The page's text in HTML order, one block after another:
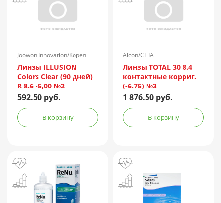
Joowon Innovation/Корея
Линзы ILLUSION
Colors Clear (90 дней)
R 8.6 -5,00 №2
592.50 руб.
В корзину
Alcon/США
Линзы TOTAL 30 8.4
контактные корриг.
(-6.75) №3
1 876.50 руб.
В корзину